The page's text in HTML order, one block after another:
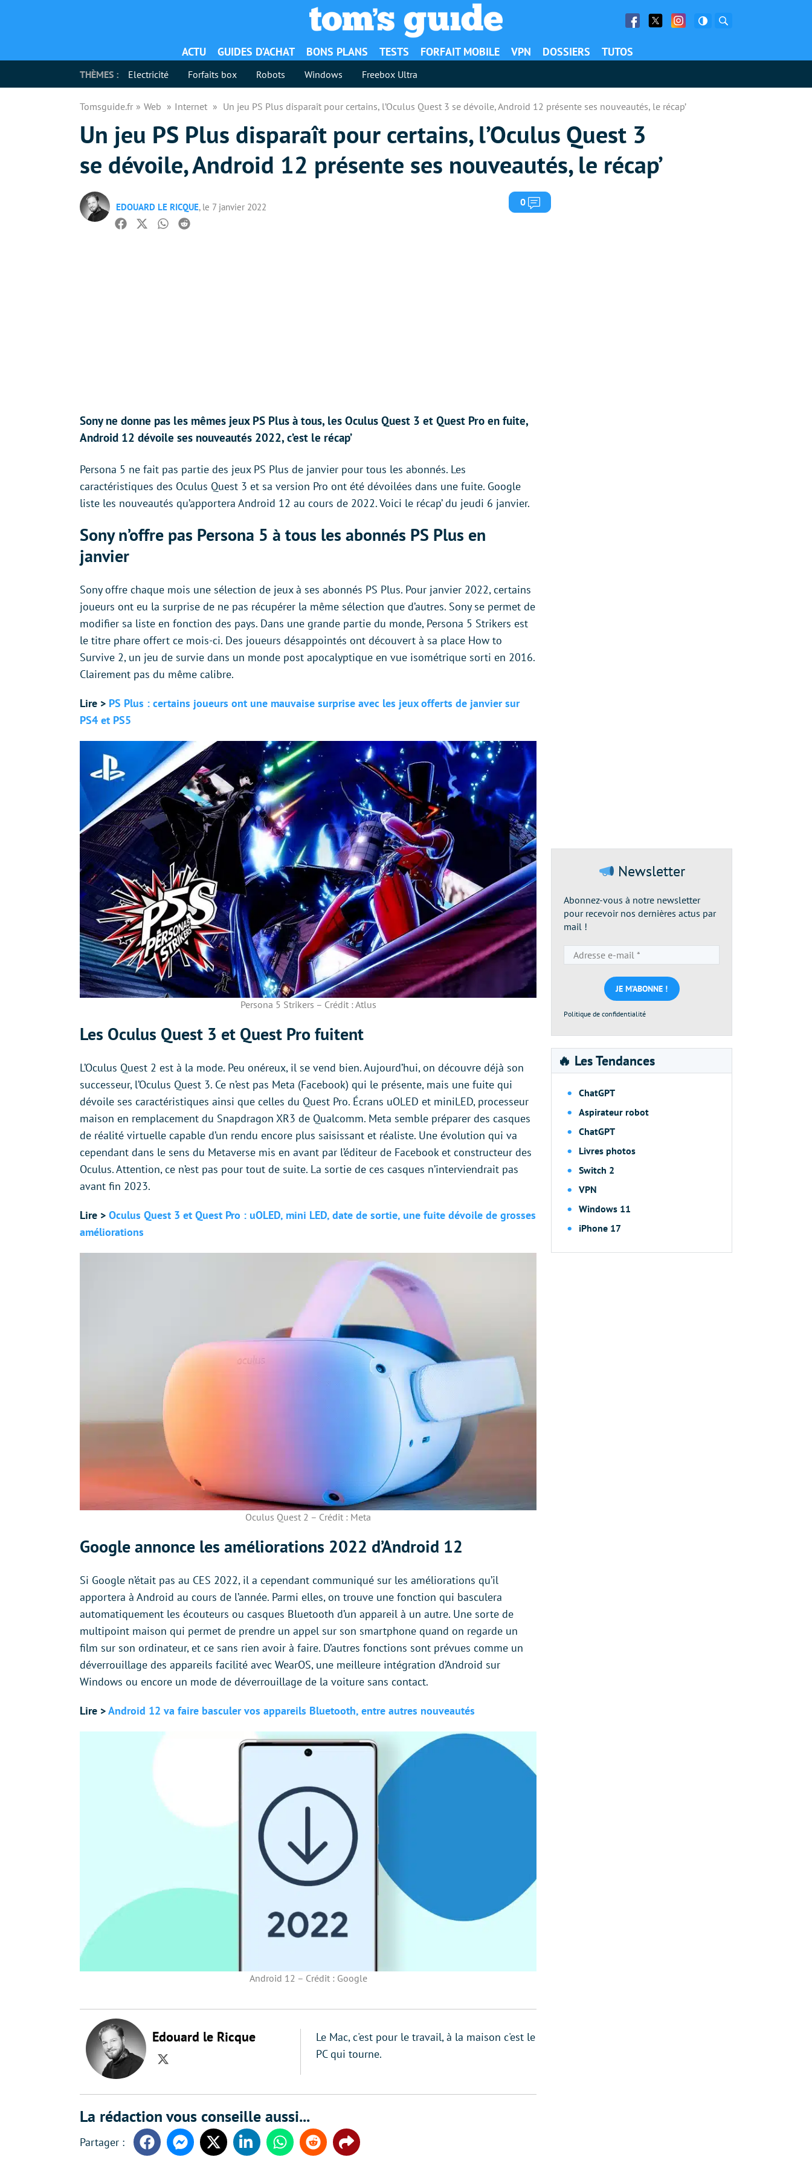
Facebook
Twitter Facebook
ACTU GUIDES D’ACHAT BONS PLANS TESTS FORFAIT MOBILE VPN DOSSIERS TUTOS
THÈMES : Electricité Forfaits box Robots Windows Freebox Ultra
Tomsguide.fr Web Internet Un jeu PS Plus disparaît pour certains, l’Oculus Quest 3 se dévoile, Android 12 présente ses nouveautés, le récap’
Un jeu PS Plus disparaît pour certains, l’Oculus Quest 3
se dévoile, Android 12 présente ses nouveautés, le récap’
EDOUARD LE RICQUE, le 7 janvier 2022 0 Commentaires
Facebook
TwitterWhatsapp
Reddit
Sony ne donne pas les mêmes jeux PS Plus à tous, les Oculus Quest 3 et Quest Pro en fuite,
Android 12 dévoile ses nouveautés 2022, c’est le récap’
Persona 5 ne fait pas partie des jeux PS Plus de janvier pour tous les abonnés. Les
caractéristiques des Oculus Quest 3 et sa version Pro ont été dévoilées dans une fuite. Google
liste les nouveautés qu’apportera Android 12 au cours de 2022. Voici le récap’ du jeudi 6 janvier.
Sony n’offre pas Persona 5 à tous les abonnés PS Plus en
janvier
Sony offre chaque mois une sélection de jeux à ses abonnés PS Plus. Pour janvier 2022, certains
joueurs ont eu la surprise de ne pas récupérer la même sélection que d’autres. Sony se permet de
modifier sa liste en fonction des pays. Dans une grande partie du monde, Persona 5 Strikers est
le titre phare offert ce mois-ci. Des joueurs désappointés ont découvert à sa place How to
Survive 2, un jeu de survie dans un monde post apocalyptique en vue isométrique sorti en 2016.
Clairement pas du même calibre.
Lire > PS Plus : certains joueurs ont une mauvaise surprise avec les jeux offerts de janvier sur
PS4 et PS5
Persona 5 Strikers – Crédit : Atlus
Les Oculus Quest 3 et Quest Pro fuitent
L’Oculus Quest 2 est à la mode. Peu onéreux, il se vend bien. Aujourd’hui, on découvre déjà son
successeur, l’Oculus Quest 3. Ce n’est pas Meta (Facebook) qui le présente, mais une fuite qui
dévoile ses caractéristiques ainsi que celles du Quest Pro. Écrans uOLED et miniLED, processeur
maison en remplacement du Snapdragon XR3 de Qualcomm. Meta semble préparer des casques
de réalité virtuelle capable d’un rendu encore plus saisissant et réaliste. Une évolution qui va
cependant dans le sens du Metaverse mis en avant par l’éditeur de Facebook et constructeur des
Oculus. Attention, ce n’est pas pour tout de suite. La sortie de ces casques n’interviendrait pas
avant fin 2023.
Lire > Oculus Quest 3 et Quest Pro : uOLED, mini LED, date de sortie, une fuite dévoile de grosses
améliorations
Oculus Quest 2 – Crédit : Meta
Google annonce les améliorations 2022 d’Android 12
Si Google n’était pas au CES 2022, il a cependant communiqué sur les améliorations qu’il
apportera à Android au cours de l’année. Parmi elles, on trouve une fonction qui basculera
automatiquement les écouteurs ou casques Bluetooth d’un appareil à un autre. Une sorte de
multipoint maison qui permet de prendre un appel sur son smartphone quand on regarde un
film sur son ordinateur, et ce sans rien avoir à faire. D’autres fonctions sont prévues comme un
déverrouillage des appareils facilité avec WearOS, une meilleure intégration d’Android sur
Windows ou encore un mode de déverrouillage de la voiture sans contact.
Lire >Android 12 va faire basculer vos appareils Bluetooth, entre autres nouveautés
Android 12 – Crédit : Google
Edouard le Ricque
Twitter
Le Mac, c'est pour le travail, à la maison c'est le
PC qui tourne.
La rédaction vous conseille aussi...
FacebookMessengerTwitter LinkedinWhatsappReddit Share
Newsletter
Abonnez-vous à notre newsletter
pour recevoir nos dernières actus par
mail !
e-
mail
*
Politique de confidentialité
🔥 Les Tendances
ChatGPT
Aspirateur robot
ChatGPT
Livres photos
Switch 2
VPN
Windows 11
iPhone 17